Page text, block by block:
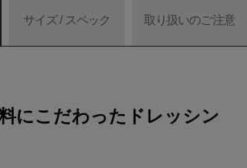
サイズ / スペック 取り扱いのご注意
にこだわったドレッシン